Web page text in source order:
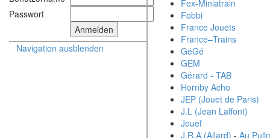
Passwort
Navigation ausblenden
Fex-Miniatrain
Fobbi
France Jouets
France–Trains
GéGé
GEM
Gérard - TAB
Hornby Acho
JEP (Jouet de Paris)
J.L (Jean Laffont)
Jouef
J.R.A (Allard) - Au